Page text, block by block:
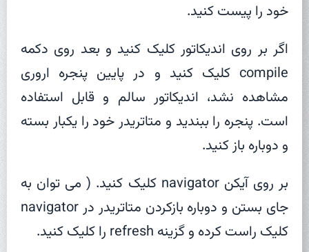
خود را پیست کنید.
اگر بر روی اندیکاتور کلیک کنید و بعد روی دکمه
compile کلیک کنید و در پایین پنجره اروری
مشاهده نشد، اندیکاتور سالم و قابل استفاده
است. پنجره را ببندید و متاتریدر خود را یکبار بسته
و دوباره باز کنید.
بر روی آیکن navigator کلیک کنید. ( می توان به
جای بستن و دوباره بازکردن متاتریدر در navigator
کلیک راست کرده و گزینه refresh را کلیک کنید.